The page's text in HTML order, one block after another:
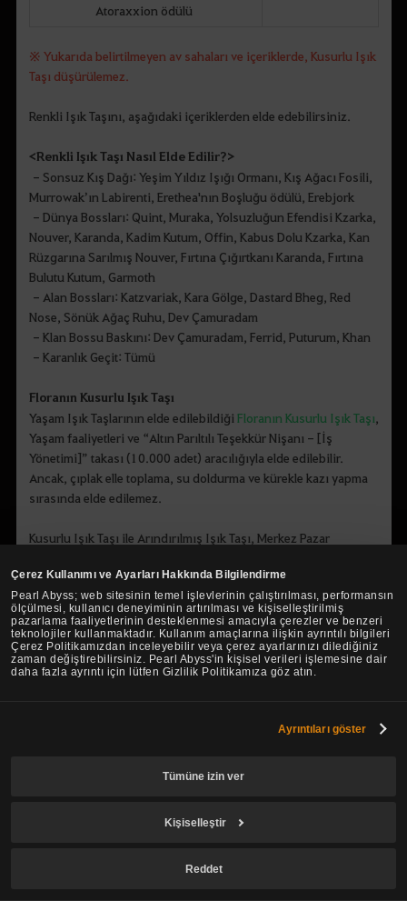
Çerez Kullanımı ve Ayarları Hakkında Bilgilendirme
Pearl Abyss; web sitesinin temel işlevlerinin çalıştırılması, performansın
ölçülmesi, kullanıcı deneyiminin artırılması ve kişiselleştirilmiş
pazarlama faaliyetlerinin desteklenmesi amacıyla çerezler ve benzeri
teknolojiler kullanmaktadır. Kullanım amaçlarına ilişkin ayrıntılı bilgileri
Çerez Politikamızdan inceleyebilir veya çerez ayarlarınızı dilediğiniz
zaman değiştirebilirsiniz. Pearl Abyss'in kişisel verileri işlemesine dair
daha fazla ayrıntı için lütfen Gizlilik Politikamıza göz atın.
Ayrıntıları göster
Tümüne izin ver
Kişiselleştir
Reddet
Atoraxxion ödülü
※ Yukarıda belirtilmeyen av sahaları ve içeriklerde, Kusurlu Işık
Taşı düşürülemez.
Renkli Işık Taşını, aşağıdaki içeriklerden elde edebilirsiniz.
<Renkli Işık Taşı Nasıl Elde Edilir?>
- Sonsuz Kış Dağı: Yeşim Yıldız Işığı Ormanı, Kış Ağacı Fosili,
Murrowak’ın Labirenti, Erethea'nın Boşluğu ödülü, Erebjork
- Dünya Bossları: Quint, Muraka, Yolsuzluğun Efendisi Kzarka,
Nouver, Karanda, Kadim Kutum, Offin, Kabus Dolu Kzarka, Kan
Rüzgarına Sarılmış Nouver, Fırtına Çığırtkanı Karanda, Fırtına
Bulutu Kutum, Garmoth
- Alan Bossları: Katzvariak, Kara Gölge, Dastard Bheg, Red
Nose, Sönük Ağaç Ruhu, Dev Çamuradam
- Klan Bossu Baskını: Dev Çamuradam, Ferrid, Puturum, Khan
- Karanlık Geçit: Tümü
Floranın Kusurlu Işık Taşı
Yaşam Işık Taşlarının elde edilebildiği Floranın Kusurlu Işık Taşı
Yaşam faaliyetleri ve “Altın Parıltılı Teşekkür Nişanı - [İş
Yönetimi]” takası (10.000 adet) aracılığıyla elde edilebilir.
Ancak, çıplak elle toplama, su doldurma ve kürekle kazı yapma
sırasında elde edilemez.
Kusurlu Işık Taşı ile Arındırılmış Işık Taşı, Merkez Pazar
Işık Taşı Kombinasyon Etkileri
Karakterin kuşandığı Esere takılmış Işık Taşlarının
kombinasyonu belirli koşulları karşıladığında, Işık Taşı
Işık Taşı Kombinasyon Listesi ile Etkileri hakkındaki ayrıntılı
▶ Işık Taşı Kombinasyonları Listesi